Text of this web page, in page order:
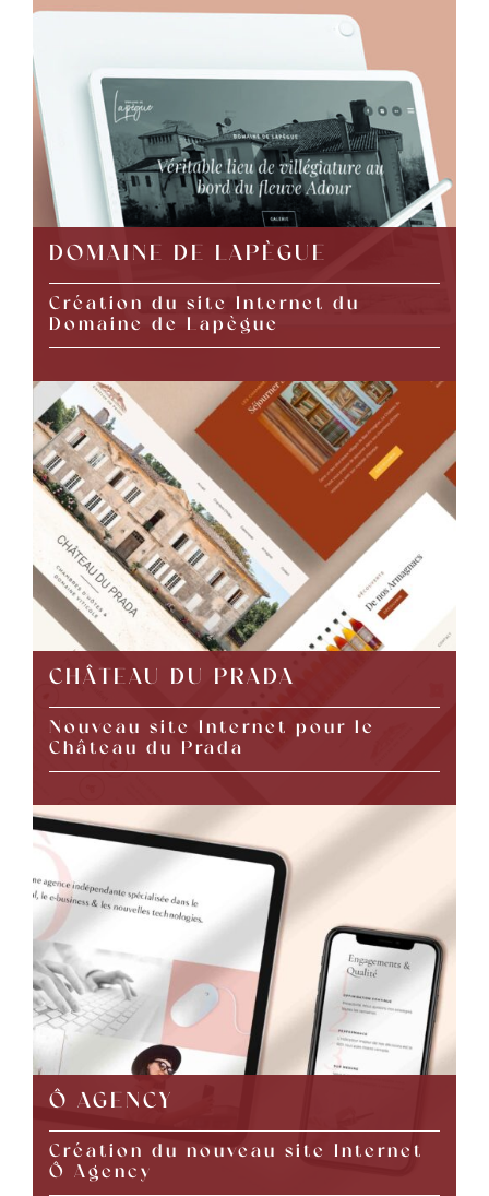
DOMAINE DE LAPÈGUE
Création du site Internet du
Domaine de Lapègue
CHÂTEAU DU PRADA
Nouveau site Internet pour le
Château du Prada
Ô AGENCY
Création du nouveau site Internet
Ô Agency